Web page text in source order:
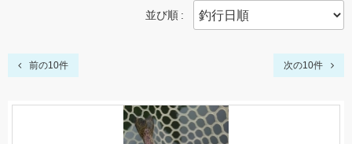
並び順
前の10件 次の10件